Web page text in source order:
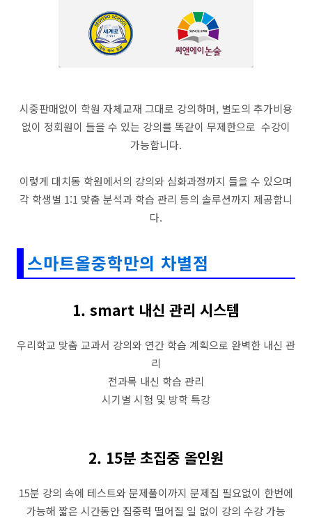
시중판매없이 학원 자체교재 그대로 강의하며, 별도의 추가비용
없이 정회원이 들을 수 있는 강의를 똑같이 무제한으로 수강이
가능합니다.
이렇게 대치동 학원에서의 강의와 심화과정까지 들을 수 있으며
각 학생별 1:1 맞춤 분석과 학습 관리 등의 솔루션까지 제공합니
다.
스마트올중학만의 차별점
1. smart 내신 관리 시스템
우리학교 맞춤 교과서 강의와 연간 학습 계획으로 완벽한 내신 관
리
전과목 내신 학습 관리
시기별 시험 및 방학 특강
2. 15분 초집중 올인원
15분 강의 속에 테스트와 문제풀이까지 문제집 필요없이 한번에
가능해 짧은 시간동안 집중력 떨어질 일 없이 강의 수강 가능